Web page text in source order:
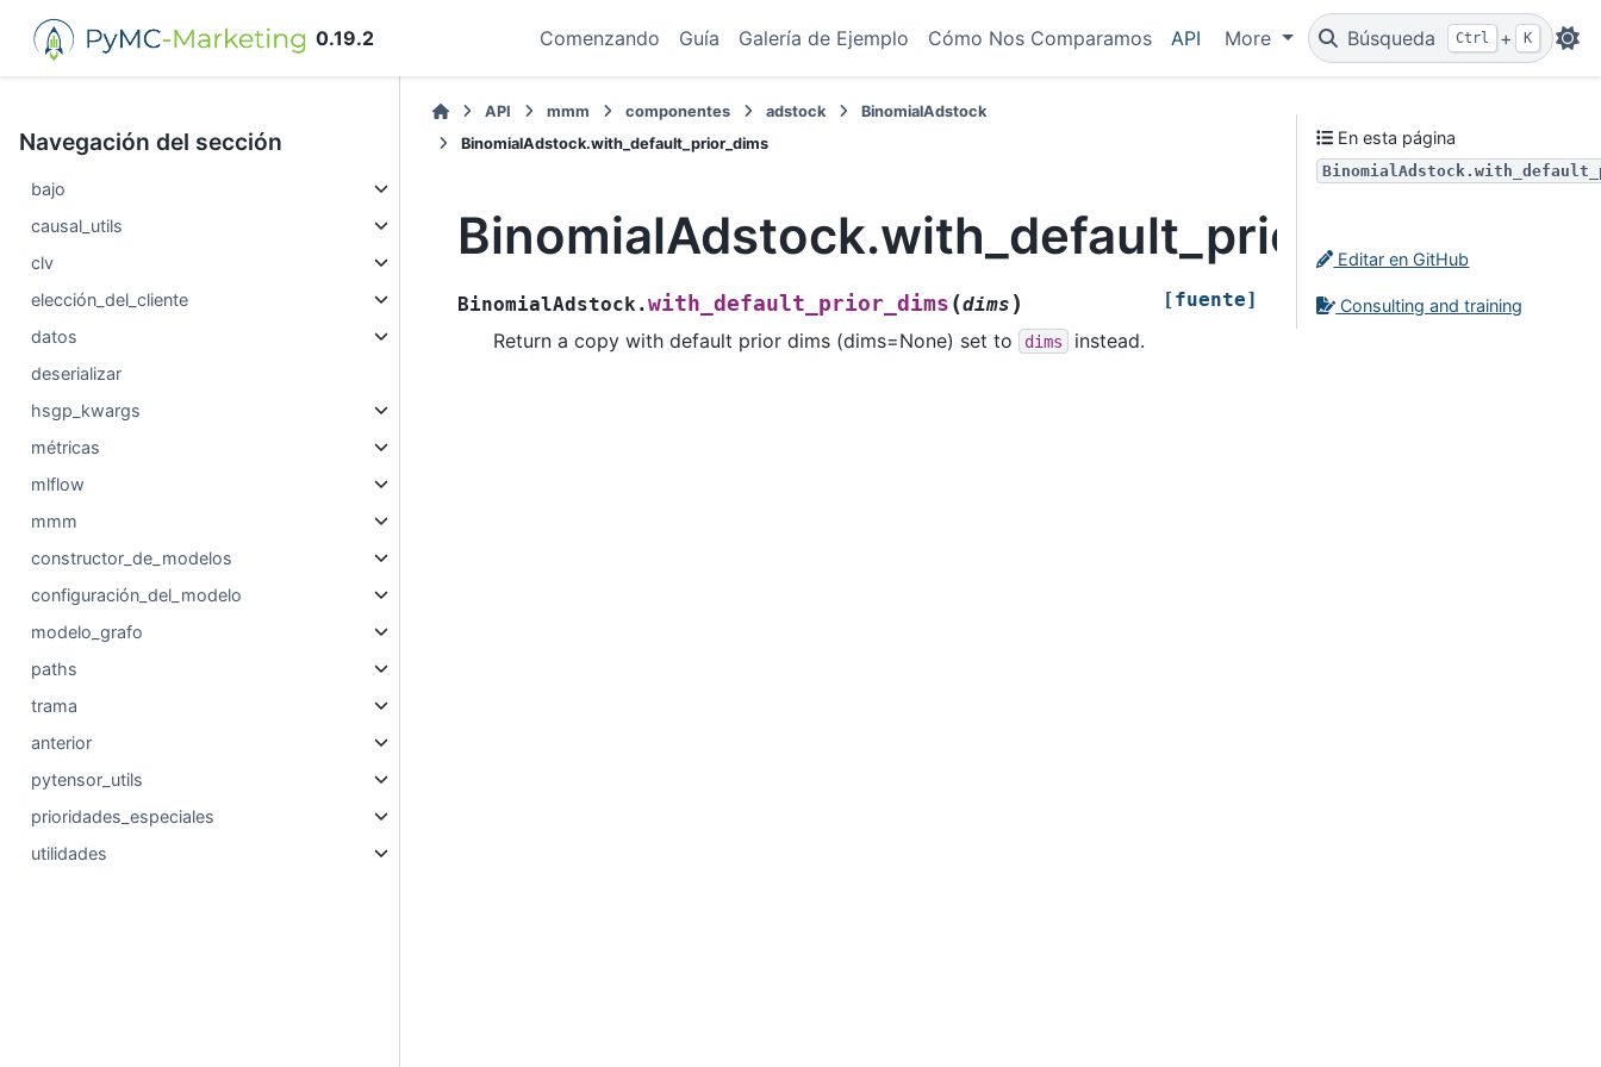
0.19.2 Comenzando Guía Galería de Ejemplo Cómo Nos Comparamos API More Búsqueda Ctrl + K
Navegación del sección
bajo
causal_utils
clv
elección_del_cliente
datos
deserializar
hsgp_kwargs
métricas
mlflow
mmm
constructor_de_modelos
configuración_del_modelo
modelo_grafo
paths
trama
anterior
pytensor_utils
prioridades_especiales
utilidades
API mmm componentes adstock
BinomialAdstock
BinomialAdstock.with_default_prior_dims
BinomialAdstock.with_default_prior_dims
BinomialAdstock.with_default_prior_dims (dims ) [fuente]
Return a copy with default prior dims (dims=None) set to dims instead.
En esta página
Editar en GitHub
Consulting and training